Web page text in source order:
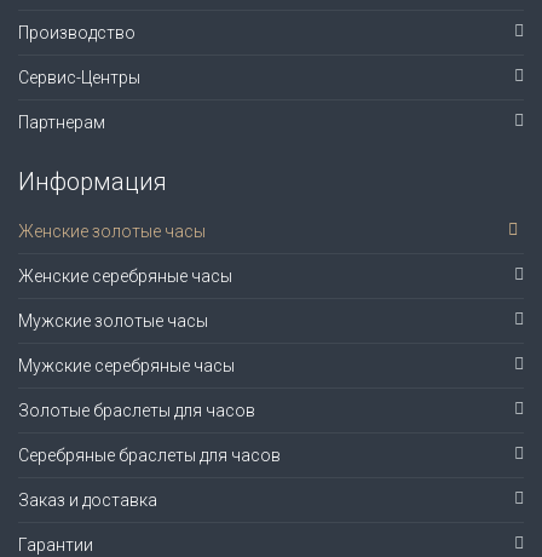
Производство
Сервис-Центры
Партнерам
Информация
Женские золотые часы
Женские серебряные часы
Мужские золотые часы
Мужские серебряные часы
Золотые браслеты для часов
Серебряные браслеты для часов
Заказ и доставка
Гарантии